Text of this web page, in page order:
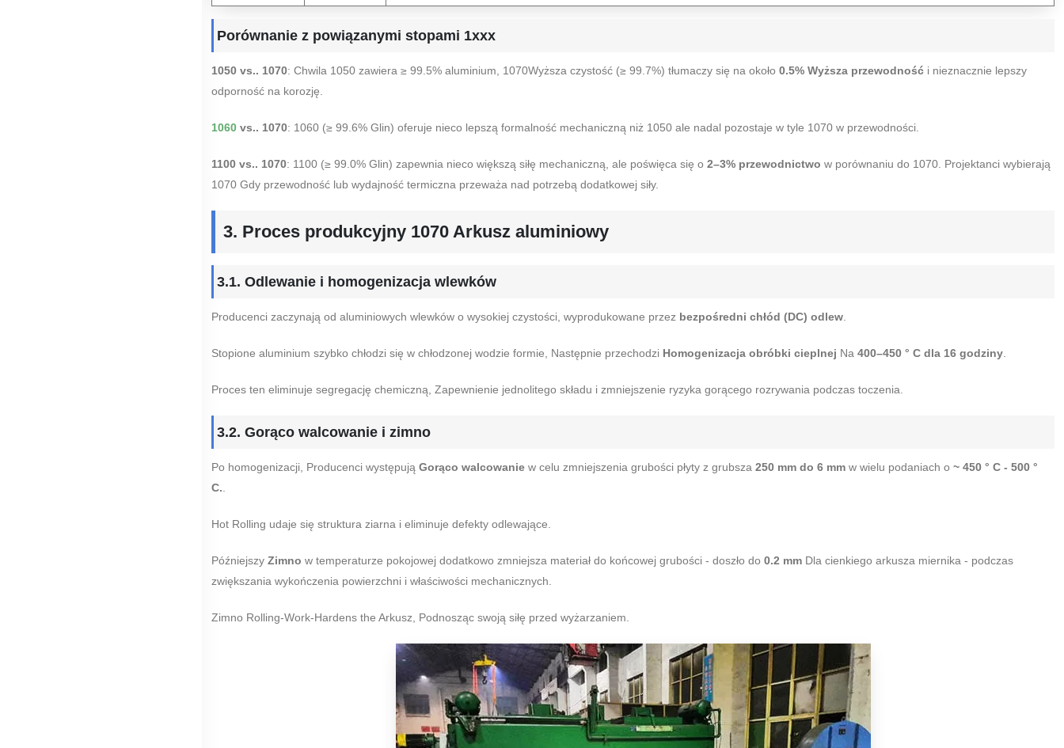
Porównanie z powiązanymi stopami 1xxx
1050 vs.. 1070: Chwila 1050 zawiera ≥ 99.5% aluminium, 1070Wyższa czystość (≥ 99.7%) tłumaczy się na około 0.5% Wyższa przewodność i nieznacznie lepszy
odporność na korozję.
1060 vs.. 1070: 1060 (≥ 99.6% Glin) oferuje nieco lepszą formalność mechaniczną niż 1050 ale nadal pozostaje w tyle 1070 w przewodności.
1100 vs.. 1070: 1100 (≥ 99.0% Glin) zapewnia nieco większą siłę mechaniczną, ale poświęca się o 2–3% przewodnictwo w porównaniu do 1070. Projektanci wybierają
1070 Gdy przewodność lub wydajność termiczna przeważa nad potrzebą dodatkowej siły.
3. Proces produkcyjny 1070 Arkusz aluminiowy
3.1. Odlewanie i homogenizacja wlewków
Producenci zaczynają od aluminiowych wlewków o wysokiej czystości, wyprodukowane przez bezpośredni chłód (DC) odlew
Stopione aluminium szybko chłodzi się w chłodzonej wodzie formie, Następnie przechodzi Homogenizacja obróbki cieplnej Na 400–450 ° C dla 16 godziny
Proces ten eliminuje segregację chemiczną, Zapewnienie jednolitego składu i zmniejszenie ryzyka gorącego rozrywania podczas toczenia.
3.2. Gorąco walcowanie i zimno
Po homogenizacji, Producenci występują Gorąco walcowanie w celu zmniejszenia grubości płyty z grubsza 250 mm do 6 mm w wielu podaniach o ~ 450 ° C - 500 °
C.
Hot Rolling udaje się struktura ziarna i eliminuje defekty odlewające.
Późniejszy Zimno w temperaturze pokojowej dodatkowo zmniejsza materiał do końcowej grubości - doszło do 0.2 mm Dla cienkiego arkusza miernika - podczas
zwiększania wykończenia powierzchni i właściwości mechanicznych.
Zimno Rolling-Work-Hardens the Arkusz, Podnosząc swoją siłę przed wyżarzaniem.